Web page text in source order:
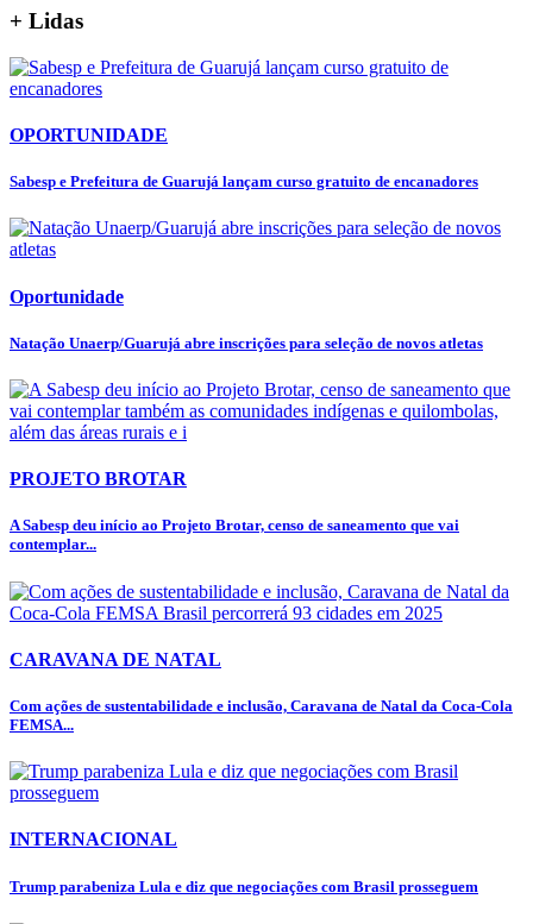
+ Lidas
OPORTUNIDADE
Sabesp e Prefeitura de Guarujá lançam curso gratuito de encanadores
Oportunidade
Natação Unaerp/Guarujá abre inscrições para seleção de novos atletas
PROJETO BROTAR
A Sabesp deu início ao Projeto Brotar, censo de saneamento que vai
contemplar...
CARAVANA DE NATAL
Com ações de sustentabilidade e inclusão, Caravana de Natal da Coca-Cola
FEMSA...
INTERNACIONAL
Trump parabeniza Lula e diz que negociações com Brasil prosseguem